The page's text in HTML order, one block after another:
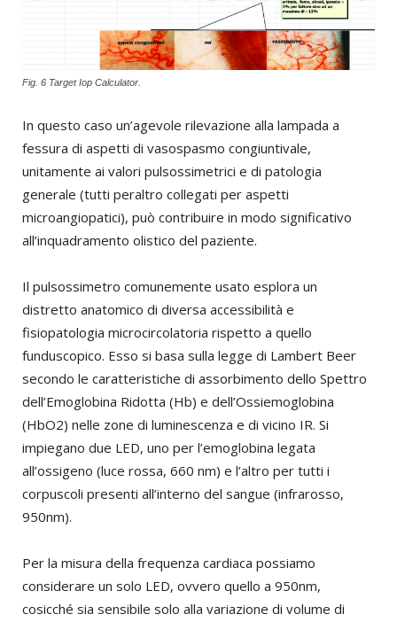
Fig. 6 Target Iop Calculator.
In questo caso un’agevole rilevazione alla lampada a
fessura di aspetti di vasospasmo congiuntivale,
unitamente ai valori pulsossimetrici e di patologia
generale (tutti peraltro collegati per aspetti
microangiopatici), può contribuire in modo significativo
all’inquadramento olistico del paziente.
Il pulsossimetro comunemente usato esplora un
distretto anatomico di diversa accessibilità e
fisiopatologia microcircolatoria rispetto a quello
funduscopico. Esso si basa sulla legge di Lambert Beer
secondo le caratteristiche di assorbimento dello Spettro
dell’Emoglobina Ridotta (Hb) e dell’Ossiemoglobina
(HbO2) nelle zone di luminescenza e di vicino IR. Si
impiegano due LED, uno per l’emoglobina legata
all’ossigeno (luce rossa, 660 nm) e l’altro per tutti i
corpuscoli presenti all’interno del sangue (infrarosso,
950nm).
Per la misura della frequenza cardiaca possiamo
considerare un solo LED, ovvero quello a 950nm,
cosicché sia sensibile solo alla variazione di volume di